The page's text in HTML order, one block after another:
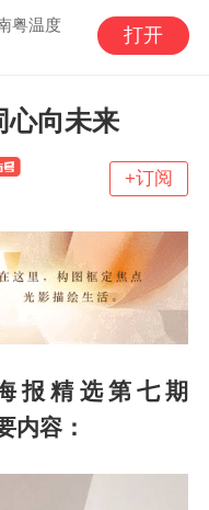
粤温度 打开
心向未来
+订阅
报精选第七期
内容：